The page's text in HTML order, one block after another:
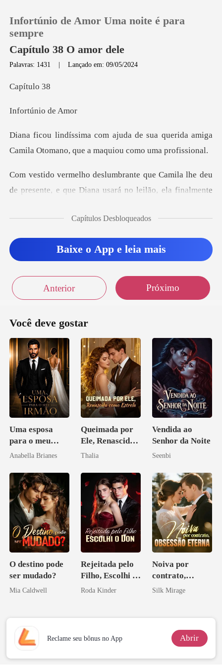
Histórico
Baixar App
Infortúnio de Amor Uma noite é para
sempre
Capítulo 38 O amor dele
Palavras: 1431 |Lançado em: 09/05/2024
tulo
nfortúnio
da de sua querida amiga
Camila Otomano
de presente, e que Diana usará no leilão, ela finalmente
Capítulos Desbloqueados
Baixe o App e leia mais
Anterior Próximo
Você deve gostar
Uma esposa
para o meu
irmão
Anabella Brianes
Queimada por
Ele, Renascida
como Estrela
Thalia
Vendida ao
Senhor da Noite
Seenbi
O destino pode
ser mudado?
Mia Caldwell
Rejeitada pelo
Filho, Escolhi o
Don
Roda Kinder
Noiva por
contrato,
obsessão eterna
Silk Mirage
Reclame seu bônus no App Abrir